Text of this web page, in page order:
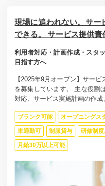
現場に追われない。サー
できる。 サービス提供責
利用者対応・計画作成・スタ
目指す方へ
【2025年9月オープン】サー
を募集しています。 主な役割
対応、サービス実施計画の作成
ブランク可能 オープニングス
車通勤可 制服貸与 研修制度
月給30万以上可能